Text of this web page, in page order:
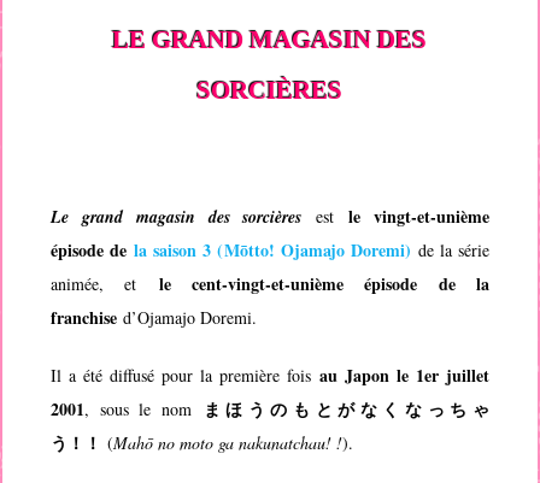
LE GRAND MAGASIN DES
SORCIÈRES
Le grand magasin des sorcières est le vingt-et-unième
épisode dela saison 3 (Mōtto! Ojamajo Doremi) de la série
animée, et le cent-vingt-et-unième épisode de la
franchise d’Ojamajo Doremi.
Il a été diffusé pour la première fois au Japon le 1er juillet
2001, sous le nom
まほうのもとがなくなっちゃ
う！！ (Mahō no moto ga nakunatchau! !).